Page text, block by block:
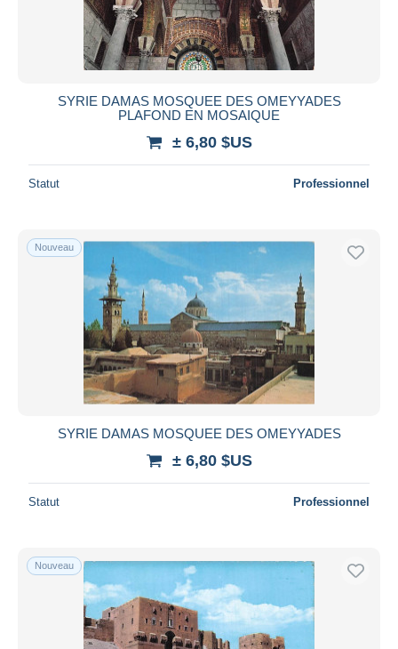
SYRIE DAMAS MOSQUEE DES OMEYYADES
PLAFOND EN MOSAIQUE
± 6,80 $US
Statut Professionnel
Nouveau
SYRIE DAMAS MOSQUEE DES OMEYYADES
± 6,80 $US
Statut Professionnel
Nouveau